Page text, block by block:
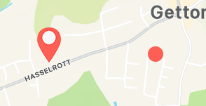
Blog
Partner
Kontakt